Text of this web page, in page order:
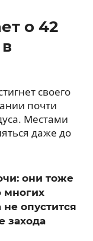
о 42
своего
почти
Местами
даже до
они тоже
многих
опустится
захода